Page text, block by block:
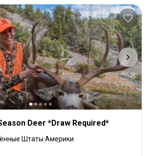
Deer *Draw Required*
Штаты Америки